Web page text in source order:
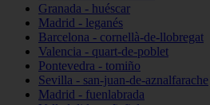
Granada - huéscar
Madrid - leganés
Barcelona - cornellà-de-llobregat
Valencia - quart-de-poblet
Pontevedra - tomiño
Sevilla - san-juan-de-aznalfarache
Madrid - fuenlabrada